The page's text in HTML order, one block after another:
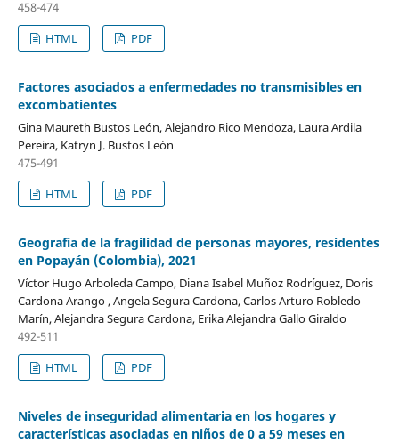
458-474
HTML
PDF
Factores asociados a enfermedades no transmisibles en
excombatientes
Gina Maureth Bustos León, Alejandro Rico Mendoza, Laura Ardila
Pereira, Katryn J. Bustos León
475-491
HTML
PDF
Geografía de la fragilidad de personas mayores, residentes
en Popayán (Colombia), 2021
Víctor Hugo Arboleda Campo, Diana Isabel Muñoz Rodríguez, Doris
Cardona Arango , Angela Segura Cardona, Carlos Arturo Robledo
Marín, Alejandra Segura Cardona, Erika Alejandra Gallo Giraldo
492-511
HTML
PDF
Niveles de inseguridad alimentaria en los hogares y
características asociadas en niños de 0 a 59 meses en